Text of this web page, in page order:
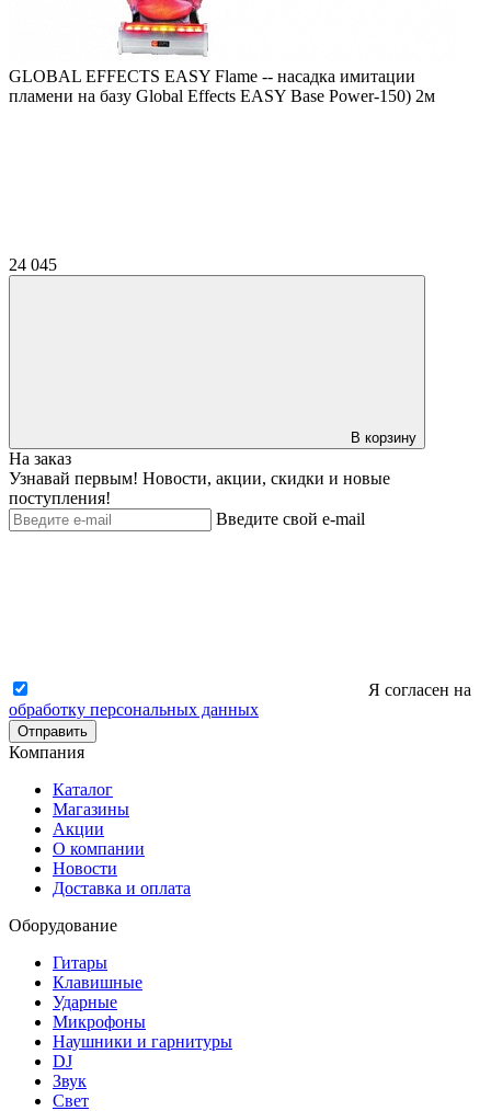
GLOBAL EFFECTS EASY Flame -- насадка имитации
пламени на базу Global Effects EASY Base Power-150) 2м
24 045
В корзину
На заказ
Узнавай первым! Новости, акции, скидки и новые
поступления!
Введите свой e-mail
Я согласен на
обработку персональных данных
Отправить
Компания
Каталог
Магазины
Акции
О компании
Новости
Доставка и оплата
Оборудование
Гитары
Клавишные
Ударные
Микрофоны
Наушники и гарнитуры
DJ
Звук
Свет